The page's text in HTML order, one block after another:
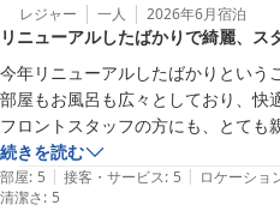
一同の大きな励みとなります。
一方で、ご朝食の際にはご案内ま
までお待たせしてしまいましたこ
多忙な朝の時間帯におきまして、
たことは、私どもとしても大変心
通り、混雑時の人員配置やオペレ
認識しており、関係部署とも連携
ける体制づくりに努めてまいります
レジャー 一人 2026年6月宿泊
リニューアルしたばかりで綺麗、ス
今年リニューアルしたばかりという
部屋もお風呂も広々としており、快
フロントスタッフの方にも、とても
ただし、品川駅からホテル入り口ま
要があるので、重たいキャリーケー
たので、ロケーションのみ星4つにし
続きを読む
部屋: 5 | 接客・サービス: 5 | ロケーショ
清潔さ: 5